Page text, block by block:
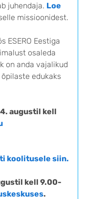
juhendaja. Loe
missioonidest.
ESERO Eestiga
osaleda
on anda vajalikud
edukaks
augustil kell
koolitusele siin.
kell 9.00-
.